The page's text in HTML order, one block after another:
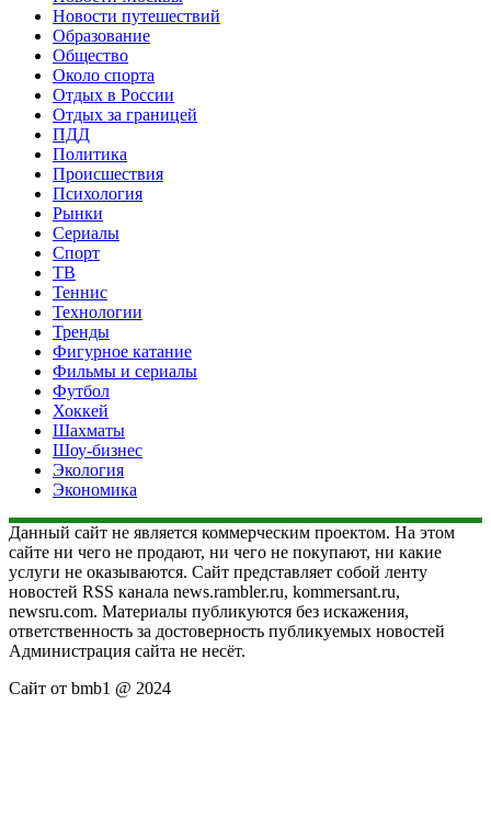
Новости путешествий
Образование
Общество
Около спорта
Отдых в России
Отдых за границей
ПДД
Политика
Происшествия
Психология
Рынки
Сериалы
Спорт
ТВ
Теннис
Технологии
Тренды
Фигурное катание
Фильмы и сериалы
Футбол
Хоккей
Шахматы
Шоу-бизнес
Экология
Экономика
Данный сайт не является коммерческим проектом. На этом
сайте ни чего не продают, ни чего не покупают, ни какие
услуги не оказываются. Сайт представляет собой ленту
новостей RSS канала news.rambler.ru, kommersant.ru,
newsru.com. Материалы публикуются без искажения,
ответственность за достоверность публикуемых новостей
Администрация сайта не несёт.
Сайт от bmb1 @ 2024